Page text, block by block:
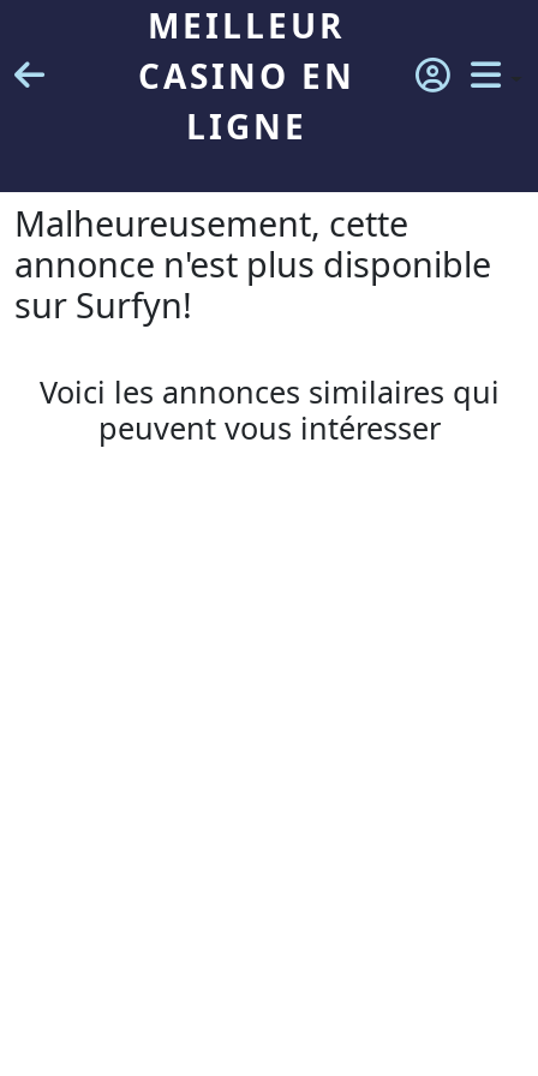
MEILLEUR
CASINO EN
LIGNE
Malheureusement, cette
annonce n'est plus disponible
sur Surfyn!
Voici les annonces similaires qui
peuvent vous intéresser